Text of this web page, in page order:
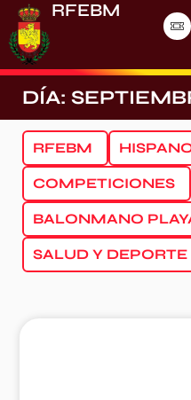
RFEBM
DÍA:
RFEBM
COMPETICIONES
BALONMANO
SALUD Y DEPORTE